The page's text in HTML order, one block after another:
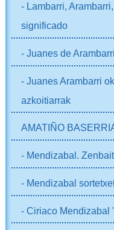
- Lambarri,
significado
- Juanes de
- Juanes Arambarri
azkoitiarrak
AMATIÑO
- Mendizabal.
- Mendizabal
- Ciriaco Mendizabal